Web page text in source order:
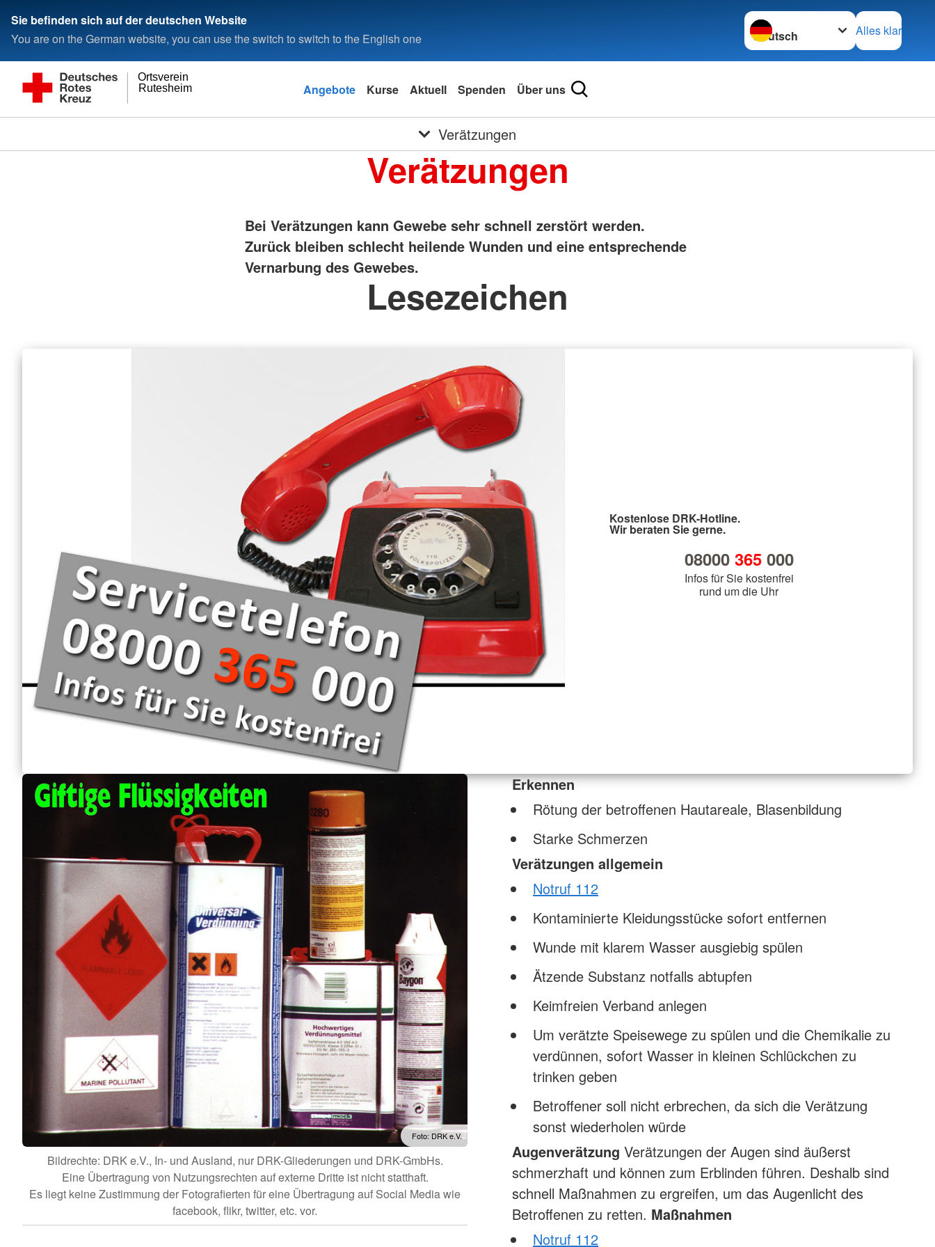
Sie befinden sich auf der deutschen Website
You are on the German website, you can use the switch to switch to the English one
Sprache wechseln zu
Alles klar
Rutesheim
Ortsverein
Angebote Kurse Aktuell Spenden Über uns
Verätzungen
Verätzungen
Bei Verätzungen kann Gewebe sehr schnell zerstört werden.
Zurück bleiben schlecht heilende Wunden und eine entsprechende
Vernarbung des Gewebes.
Lesezeichen
Kostenlose DRK-Hotline.
Wir beraten Sie gerne.
08000 365000
Infos für Sie kostenfrei
rund um die Uhr
Foto: DRK e.V.
Bildrechte: DRK e.V., In- und Ausland, nur DRK-Gliederungen und DRK-GmbHs.
Eine Übertragung von Nutzungsrechten auf externe Dritte ist nicht statthaft.
Es liegt keine Zustimmung der Fotografierten für eine Übertragung auf Social Media wie
facebook, flikr, twitter, etc. vor.
Erkennen
Rötung der betroffenen Hautareale, Blasenbildung
Starke Schmerzen
Verätzungen allgemein
Notruf 112
Kontaminierte Kleidungsstücke sofort entfernen
Wunde mit klarem Wasser ausgiebig spülen
Ätzende Substanz notfalls abtupfen
Keimfreien Verband anlegen
Um verätzte Speisewege zu spülen und die Chemikalie zu
verdünnen, sofort Wasser in kleinen Schlückchen zu
trinken geben
Betroffener soll nicht erbrechen, da sich die Verätzung
sonst wiederholen würde
Augenverätzung Verätzungen der Augen sind äußerst
schmerzhaft und können zum Erblinden führen. Deshalb sind
schnell Maßnahmen zu ergreifen, um das Augenlicht des
Betroffenen zu retten. Maßnahmen
Notruf 112